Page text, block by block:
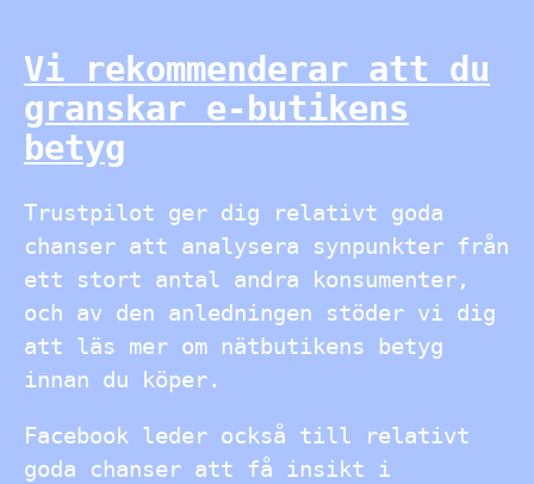
Vi rekommenderar att du
granskar e-butikens
betyg
Trustpilot ger dig relativt goda
chanser att analysera synpunkter från
ett stort antal andra konsumenter,
och av den anledningen stöder vi dig
att läs mer om nätbutikens betyg
innan du köper.
Facebook leder också till relativt
goda chanser att få insikt i